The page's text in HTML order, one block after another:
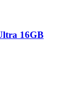
16GB